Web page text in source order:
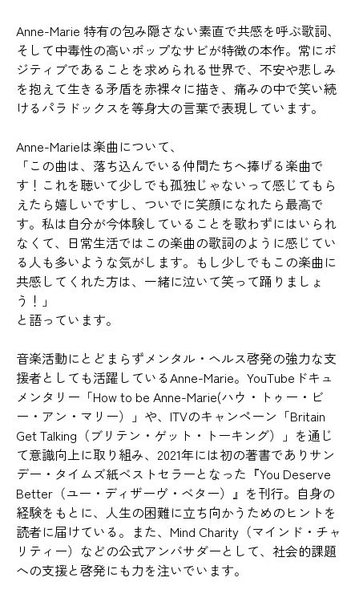
Anne-Marie 特有の包み隠さない素直で共感を呼ぶ歌詞、
そして中毒性の高いポップなサビが特徴の本作。常にポ
ジティブであることを求められる世界で、不安や悲しみ
を抱えて生きる矛盾を赤裸々に描き、痛みの中で笑い続
けるパラドックスを等身大の言葉で表現しています。
Anne-Marieは楽曲について、
「この曲は、落ち込んでいる仲間たちへ捧げる楽曲で
す！これを聴いて少しでも孤独じゃないって感じてもら
えたら嬉しいですし、ついでに笑顔になれたら最高で
す。私は自分が今体験していることを歌わずにはいられ
なくて、日常生活ではこの楽曲の歌詞のように感じてい
る人も多いような気がします。もし少しでもこの楽曲に
共感してくれた方は、一緒に泣いて笑って踊りましょ
う！」
と語っています。
音楽活動にとどまらずメンタル・ヘルス啓発の強力な支
援者としても活躍しているAnne-Marie。YouTubeドキュ
メンタリー「How to be Anne-Marie(ハウ・トゥー・ビ
ー・アン・マリー）」や、ITVのキャンペーン「Britain
Get Talking（ブリテン・ゲット・トーキング）」を通じ
て意識向上に取り組み、2021年には初の著書でありサン
デー・タイムズ紙ベストセラーとなった『You Deserve
Better（ユー・ディザーヴ・ベター）』を刊行。自身の
経験をもとに、人生の困難に立ち向かうためのヒントを
読者に届けている。また、Mind Charity（マインド・チャ
リティー）などの公式アンバサダーとして、社会的課題
への支援と啓発にも力を注いでいます。